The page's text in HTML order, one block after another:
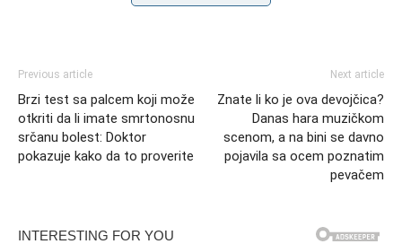
Previous article
Brzi test sa palcem koji može
otkriti da li imate smrtonosnu
srčanu bolest: Doktor
pokazuje kako da to proverite
Next article
Znate li ko je ova devojčica?
Danas hara muzičkom
scenom, a na bini se davno
pojavila sa ocem poznatim
pevačem